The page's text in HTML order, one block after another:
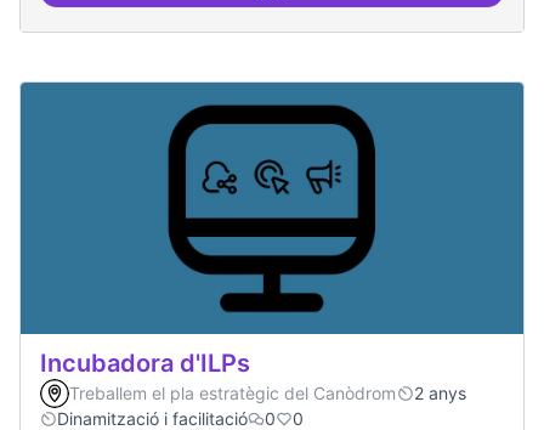
Incubadora d'ILPs
Treballem el pla estratègic del Canòdrom
2 anys
Dinamització i facilitació
0 0